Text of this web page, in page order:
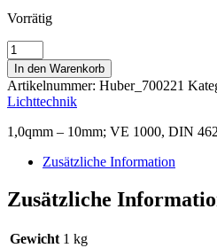
Vorrätig
Aderendhülse,
versilbert
Menge
In den Warenkorb
Artikelnummer: Huber_700221
Lichttechnik
1,0qmm – 10mm; VE 1000, DIN
Zusätzliche Information
Zusätzliche
Gewicht 1 kg